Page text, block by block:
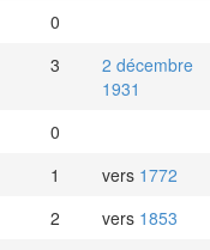
0
3
2 décembre
1931
0
1 vers 1772
2 vers 1853